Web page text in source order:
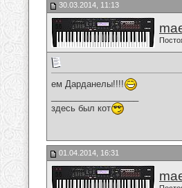
30.03.2014, 11:13
ем Дарданелы!!!!
здесь был кот
01.04.2014, 16:31